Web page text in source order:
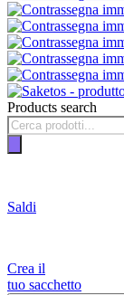
Products search
Saldi
Crea il
tuo sacchetto